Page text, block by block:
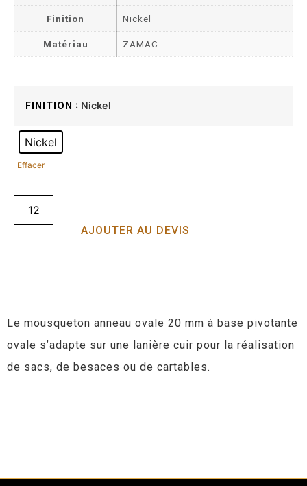
Finition Nickel
Matériau ZAMAC
FINITION : Nickel
Nickel
Effacer
AJOUTER AU DEVIS
Le mousqueton anneau ovale 20 mm à base pivotante
ovale s’adapte sur une lanière cuir pour la réalisation
de sacs, de besaces ou de cartables.